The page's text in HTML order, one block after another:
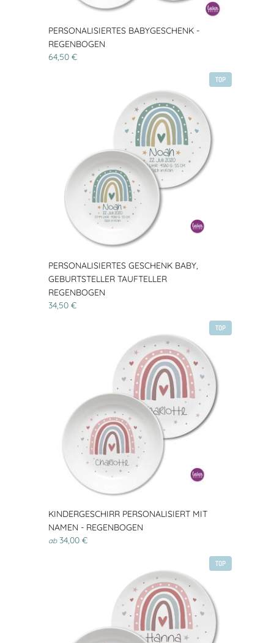
PERSONALISIERTES BABYGESCHENK -
REGENBOGEN
64,50 €
TOP
PERSONALISIERTES GESCHENK BABY,
GEBURTSTELLER TAUFTELLER
REGENBOGEN
34,50 €
TOP
KINDERGESCHIRR PERSONALISIERT MIT
NAMEN - REGENBOGEN
ab34,00 €
TOP